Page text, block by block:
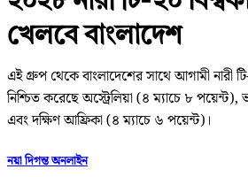
খেলবে বাংলাদেশ
এই গ্রুপ থেকে বাংলাদেশের সাথে আগামী নারী
নিশ্চিত করেছে অস্ট্রেলিয়া (৪ ম্যাচে ৮
এবং দক্ষিণ আফ্রিকা (৪ ম্যাচে ৬ পয়েন্ট)।
নয়া দিগন্ত অনলাইন